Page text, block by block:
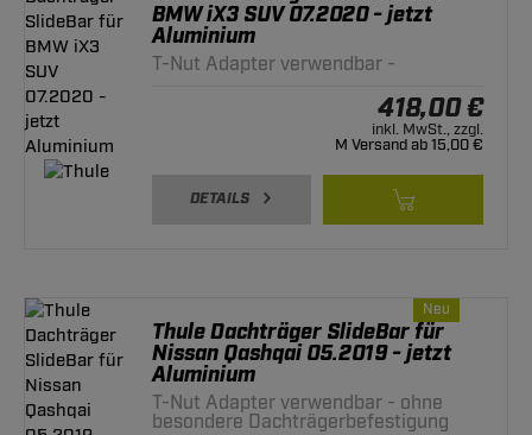
BMW iX3 SUV 07.2020 - jetzt
Aluminium
T-Nut Adapter verwendbar -
418,00 €
inkl. MwSt., zzgl.
M Versand ab 15,00 €
DETAILS
Neu
Thule Dachträger SlideBar für
Nissan Qashqai 05.2019 - jetzt
Aluminium
T-Nut Adapter verwendbar - ohne
besondere Dachträgerbefestigung